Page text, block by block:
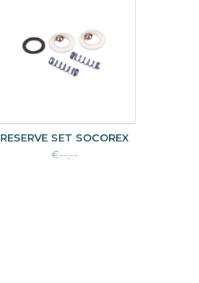
RESERVE SET SOCOREX
€--,--